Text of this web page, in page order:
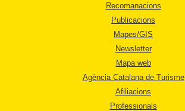
Recomanacions
Publicacions
Mapes/GIS
Newsletter
Mapa web
Agència Catalana de Turisme
Afiliacions
Professionals